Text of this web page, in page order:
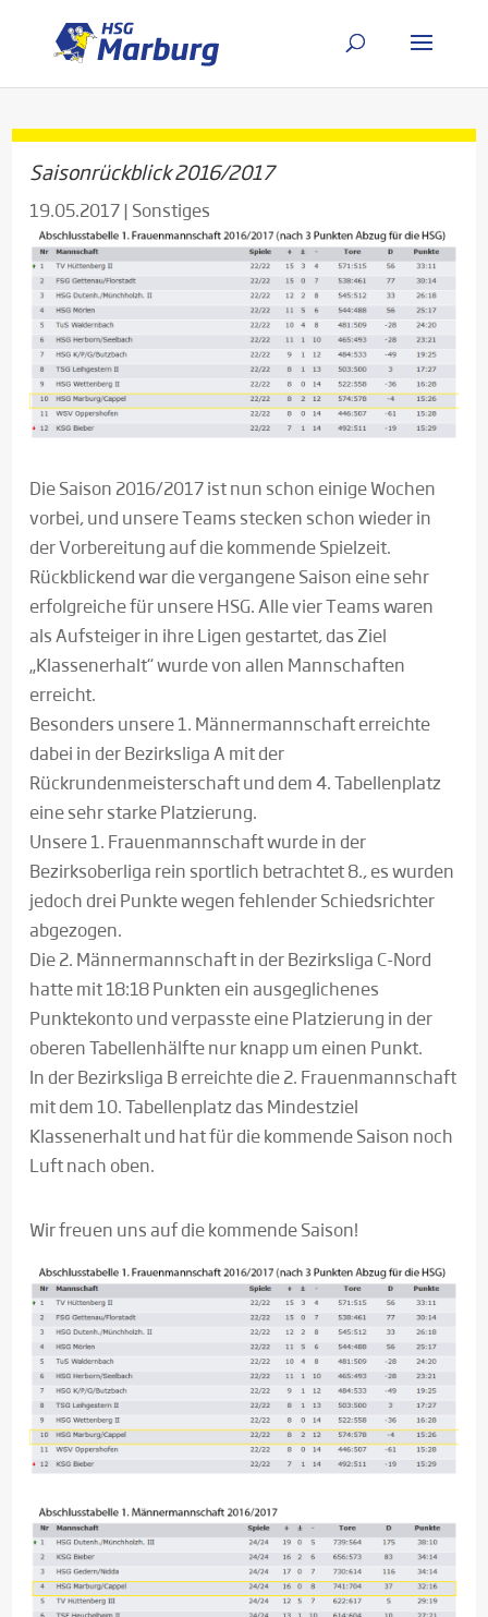
Saisonrückblick 2016/2017
19.05.2017| Sonstiges
Die Saison 2016/2017 ist nun schon einige Wochen
vorbei, und unsere Teams stecken schon wieder in
der Vorbereitung auf die kommende Spielzeit.
Rückblickend war die vergangene Saison eine sehr
erfolgreiche für unsere HSG. Alle vier Teams waren
als Aufsteiger in ihre Ligen gestartet, das Ziel
„Klassenerhalt“ wurde von allen Mannschaften
erreicht.
Besonders unsere 1. Männermannschaft erreichte
dabei in der Bezirksliga A mit der
Rückrundenmeisterschaft und dem 4. Tabellenplatz
eine sehr starke Platzierung.
Unsere 1. Frauenmannschaft wurde in der
Bezirksoberliga rein sportlich betrachtet 8., es wurden
jedoch drei Punkte wegen fehlender Schiedsrichter
abgezogen.
Die 2. Männermannschaft in der Bezirksliga C-Nord
hatte mit 18:18 Punkten ein ausgeglichenes
Punktekonto und verpasste eine Platzierung in der
oberen Tabellenhälfte nur knapp um einen Punkt.
In der Bezirksliga B erreichte die 2. Frauenmannschaft
mit dem 10. Tabellenplatz das Mindestziel
Klassenerhalt und hat für die kommende Saison noch
Luft nach oben.
Wir freuen uns auf die kommende Saison!